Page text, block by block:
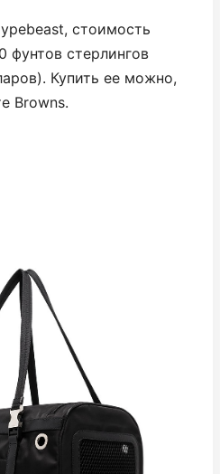
стоимость
фунтов стерлингов
Купить ее можно,
Browns.